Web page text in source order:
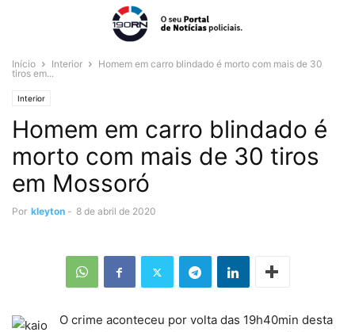
Início Interior
Homem em carro blindado é morto com mais de 30
tiros em...
Interior
Homem em carro blindado é
morto com mais de 30 tiros
em Mossoró
Por kleyton - 8 de abril de 2020
O crime aconteceu por volta das 19h40min desta